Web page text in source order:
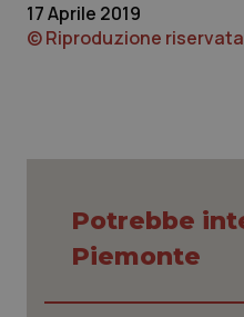
17 Aprile 2019
© Riproduzione riservata
Potrebbe
Piemonte
Google Privacy Policy